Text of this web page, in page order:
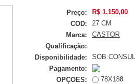
Preço:
R$ 1.150,00
COD:
27 CM
Marca:
CASTOR
Qualificação:
Disponibilidade:
SOB
Pagamento:
OPÇOES:
78X188